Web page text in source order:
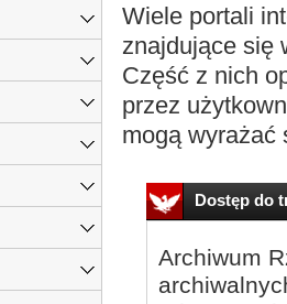
Wiele portali
znajdujące się
Część z nich
przez
mogą wyrażać
Dostęp do
Archiwum